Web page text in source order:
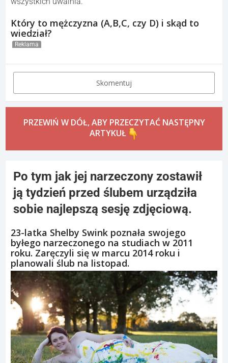
Który to mężczyzna (A,B,C, czy D) i skąd to
wiedział?
Reklama
Skomentuj
PRZEWIŃ W DÓŁ, ABY PRZECZYTAĆ NASTĘPNY
ARTYKUŁ
Po tym jak jej narzeczony zostawił
ją tydzień przed ślubem urządziła
sobie najlepszą sesję zdjęciową.
23-latka Shelby Swink poznała swojego
byłego narzeczonego na studiach w 2011
roku. Zaręczyli się w marcu 2014 roku i
planowali ślub na listopad.